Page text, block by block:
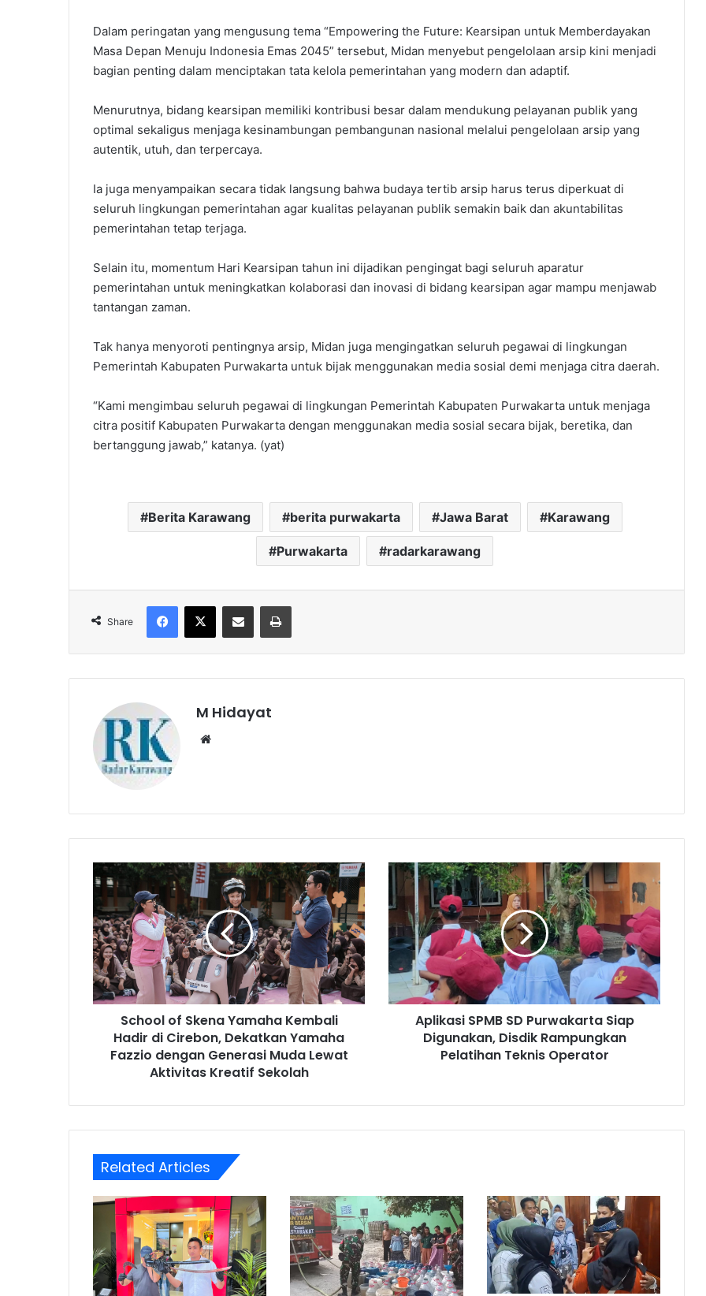
‎Dalam peringatan yang mengusung tema “Empowering the Future: Kearsipan untuk Memberdayakan
Masa Depan Menuju Indonesia Emas 2045” tersebut, Midan menyebut pengelolaan arsip kini menjadi
bagian penting dalam menciptakan tata kelola pemerintahan yang modern dan adaptif.
‎Menurutnya, bidang kearsipan memiliki kontribusi besar dalam mendukung pelayanan publik yang
optimal sekaligus menjaga kesinambungan pembangunan nasional melalui pengelolaan arsip yang
autentik, utuh, dan terpercaya.
‎Ia juga menyampaikan secara tidak langsung bahwa budaya tertib arsip harus terus diperkuat di
seluruh lingkungan pemerintahan agar kualitas pelayanan publik semakin baik dan akuntabilitas
pemerintahan tetap terjaga.
‎Selain itu, momentum Hari Kearsipan tahun ini dijadikan pengingat bagi seluruh aparatur
pemerintahan untuk meningkatkan kolaborasi dan inovasi di bidang kearsipan agar mampu menjawab
tantangan zaman.
‎Tak hanya menyoroti pentingnya arsip, Midan juga mengingatkan seluruh pegawai di lingkungan
Pemerintah Kabupaten Purwakarta untuk bijak menggunakan media sosial demi menjaga citra daerah.
‎“Kami mengimbau seluruh pegawai di lingkungan Pemerintah Kabupaten Purwakarta untuk menjaga
citra positif Kabupaten Purwakarta dengan menggunakan media sosial secara bijak, beretika, dan
bertanggung jawab,” katanya. (yat)
Berita Karawang berita purwakarta Jawa Barat Karawang
Purwakarta radarkarawang
Share
Facebook
X Share via Email Print
M Hidayat
School
of
Skena
Yamaha
Kembali
Hadir
di
Cirebon,
Dekatkan
Yamaha
Fazzio
dengan
Kreatif
School of Skena Yamaha Kembali
Hadir di Cirebon, Dekatkan Yamaha
Fazzio dengan Generasi Muda Lewat
Aktivitas Kreatif Sekolah
Aplikasi
SPMB
SD
Purwakarta
Siap
Digunakan,
Disdik
Rampungkan
Pelatihan
Teknis
Operator
Aplikasi SPMB SD Purwakarta Siap
Digunakan, Disdik Rampungkan
Pelatihan Teknis Operator
Related Articles